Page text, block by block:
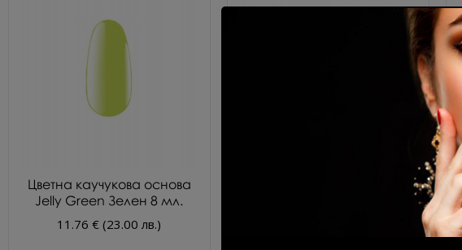
Цветна каучукова основа
Jelly Green Зелен 8 мл.
11.76 € (23.00 лв.)